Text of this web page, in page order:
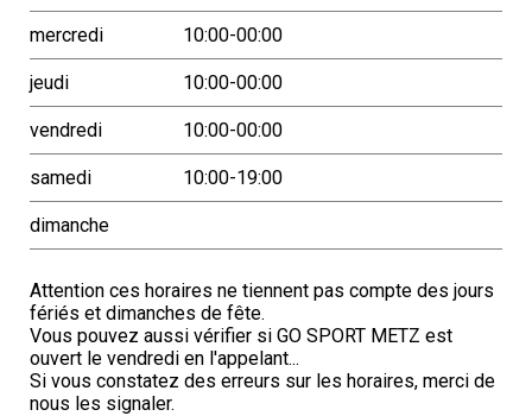
mercredi 10:00-00:00
jeudi 10:00-00:00
vendredi 10:00-00:00
samedi 10:00-19:00
dimanche
Attention ces horaires ne tiennent pas compte des jours
fériés et dimanches de fête.
Vous pouvez aussi vérifier si GO SPORT METZ est
ouvert le vendredi en l'appelant...
Si vous constatez des erreurs sur les horaires, merci de
nous les signaler.